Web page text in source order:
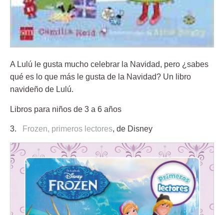
A Lulú le gusta mucho celebrar la Navidad, pero ¿sabes
qué es lo que más le gusta de la Navidad? Un libro
navideño de Lulú.
Libros para niños de 3 a 6 años
3. Frozen, primeros lectores, de Disney